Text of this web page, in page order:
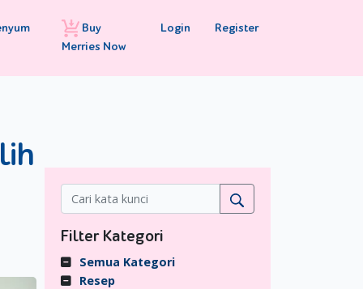
Buy
Merries Now
Login Register
Filter Kategori
Semua Kategori
Resep